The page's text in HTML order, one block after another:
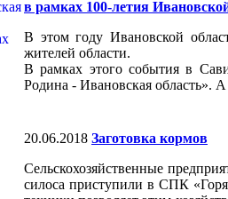
в рамках 100-летия
В этом году Ивановской
жителей области.
В рамках этого события в
Родина - Ивановская область».
20.06.2018 Заготовка кормов
Сельскохозяйственные
силоса приступили в СПК